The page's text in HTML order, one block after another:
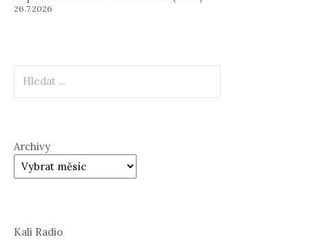
26.7.2026
Archivy
Kali Radio